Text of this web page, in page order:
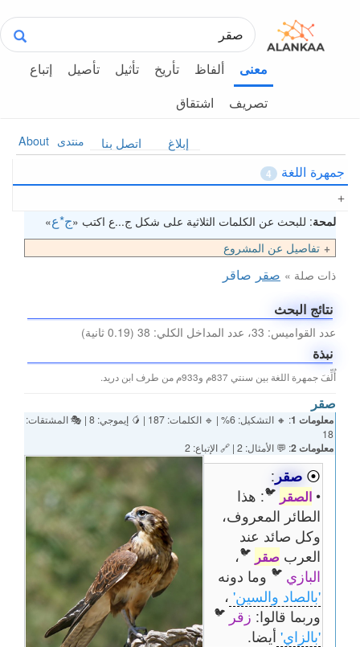
معنى ألفاظ تأريخ تأثيل تأصيل
إتباع
تصريف
اشتقاق
About منتدى اتصل بنا إبلاغ
جمهرة اللغة 4
لمحة: للبحث عن الكلمات الثلاثية على شكل ج...ع اكتب «ج*ع»
تفاصيل عن المشروع
ذات صلة » صقر صاقر
نتائج البحث
عدد القواميس: 33، عدد المداخل الكلي: 38 (0.19 ثانية)
نبذة
أُلِّفَ جمهرة اللغة بين سنتي 837م و933م من طرف ابن دريد.
صقر
معلومات 1
: 🔸 التشكيل: 6% | 🔹 الكلمات: 187 | 🥭 إيموجي: 8 | 🎭 المشتقات:
18
معلومات 2 : 💬 الأمثال: 2 | 🔗 الإتباع: 2
⦿ صقر :
• الصقر 🐦: هذا
الطائر المعروف،
وكل صائد عند
العرب صقر 🐦،
البازي 🐦وما دونه
'بالصاد والسين' ،
وربما قالوا: زقر 🐦
'بالزاي' أيضا.